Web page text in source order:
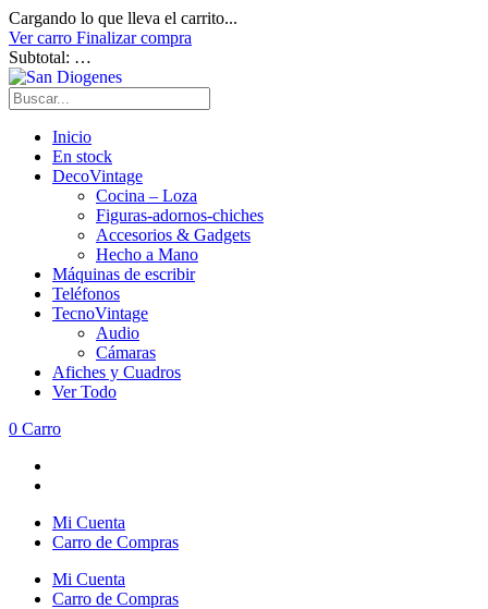
Cargando lo que lleva el carrito...
Ver carro Finalizar compra
Subtotal: …
Inicio
En stock
DecoVintage
Cocina – Loza
Figuras-adornos-chiches
Accesorios & Gadgets
Hecho a Mano
Máquinas de escribir
Teléfonos
TecnoVintage
Audio
Cámaras
Afiches y Cuadros
Ver Todo
0 Carro
Mi Cuenta
Carro de Compras
Mi Cuenta
Carro de Compras